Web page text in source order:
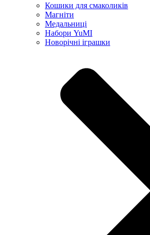
Кошики для смаколиків
Магніти
Медальниці
Набори YuMI
Новорічні іграшки